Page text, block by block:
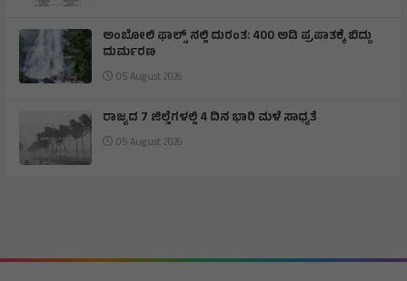
ಅಂಬೋಲಿ ಫಾಲ್ಸ್ ನಲ್ಲಿ ದುರಂತ: 400 ಅಡಿ ಪ್ರಪಾತಕ್ಕೆ ಬಿದ್ದು
ದುರ್ಮರಣ
05 August 2026
ರಾಜ್ಯದ 7 ಜಿಲ್ಲೆಗಳಲ್ಲಿ 4 ದಿನ ಭಾರಿ ಮಳೆ ಸಾಧ್ಯತೆ
05 August 2026